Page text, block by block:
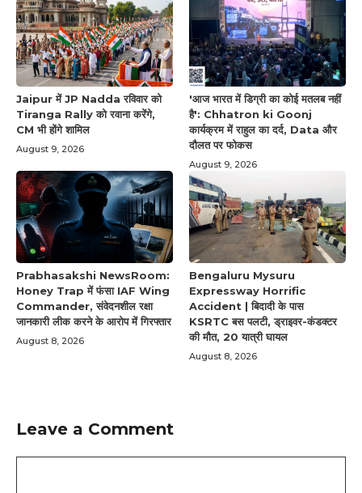
Jaipur में JP Nadda रविवार को
Tiranga Rally को रवाना करेंगे,
CM भी होंगे शामिल
August 9, 2026
'आज भारत में डिग्री का कोई मतलब नहीं
है': Chhatron ki Goonj
कार्यक्रम में राहुल का दर्द, Data और
दौलत पर फोकस
August 9, 2026
Prabhasakshi NewsRoom:
Honey Trap में फंसा IAF Wing
Commander, संवेदनशील रक्षा
जानकारी लीक करने के आरोप में गिरफ्तार
August 8, 2026
Bengaluru Mysuru
Expressway Horrific
Accident | बिदादी के पास
KSRTC बस पलटी, ड्राइवर-कंडक्टर
की मौत, 20 यात्री घायल
August 8, 2026
Leave a Comment